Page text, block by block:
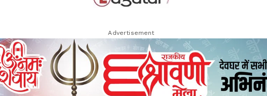
Advertisement